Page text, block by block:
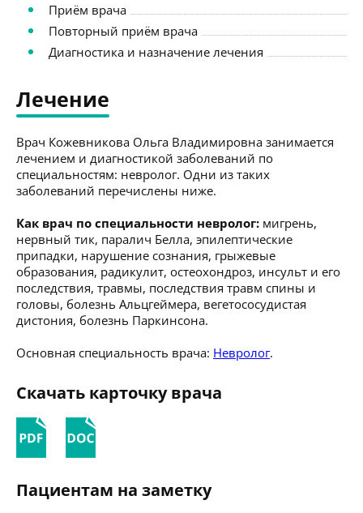
Приём врача
Повторный приём врача
Диагностика и назначение лечения
Лечение
Врач Кожевникова Ольга Владимировна занимается
лечением и диагностикой заболеваний по
специальностям: невролог. Одни из таких
заболеваний перечислены ниже.
Как врач по специальности невролог: мигрень,
нервный тик, паралич Белла, эпилептические
припадки, нарушение сознания, грыжевые
образования, радикулит, остеохондроз, инсульт и его
последствия, травмы, последствия травм спины и
головы, болезнь Альцгеймера, вегетососудистая
дистония, болезнь Паркинсона.
Основная специальность врача: Невролог.
Скачать карточку врача
Пациентам на заметку